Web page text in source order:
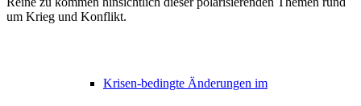
Krisen-bedingte Änderungen im
um Krieg und Konflikt.